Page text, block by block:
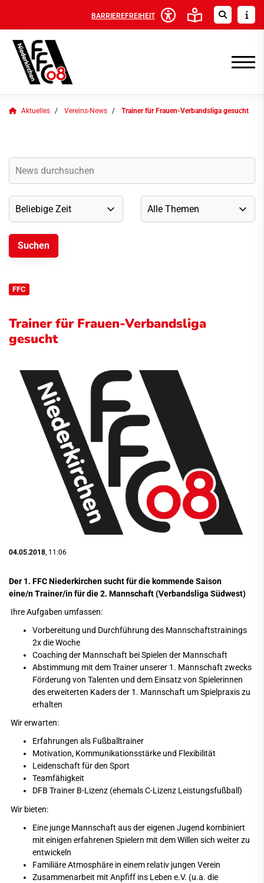
BARRIEREFREIHEIT
Aktuelles Vereins-News Trainer für Frauen-Verbandsliga gesucht
FFC
Trainer für Frauen-Verbandsliga
gesucht
04.05.2018 , 11:06
Der 1. FFC Niederkirchen sucht für die kommende Saison
eine/nTrainer/in für die 2. Mannschaft (Verbandsliga Südwest)
Ihre Aufgaben umfassen:
Vorbereitung und Durchführung des Mannschaftstrainings
2x die Woche
Coaching der Mannschaft bei Spielen der Mannschaft
Abstimmung mit dem Trainer unserer 1. Mannschaft zwecks
Förderung von Talenten und dem Einsatz von Spielerinnen
des erweiterten Kaders der 1. Mannschaft um Spielpraxis zu
erhalten
Wir erwarten:
Erfahrungen als Fußballtrainer
Motivation, Kommunikationsstärke und Flexibilität
Leidenschaft für den Sport
Teamfähigkeit
DFB Trainer B-Lizenz (ehemals C-Lizenz Leistungsfußball)
Wir bieten:
Eine junge Mannschaft aus der eigenen Jugend kombiniert
mit einigen erfahrenen Spielern mit dem Willen sich weiter zu
entwickeln
Familiäre Atmosphäre in einem relativ jungen Verein
Zusammenarbeit mit Anpfiff ins Leben e.V. (u.a. die